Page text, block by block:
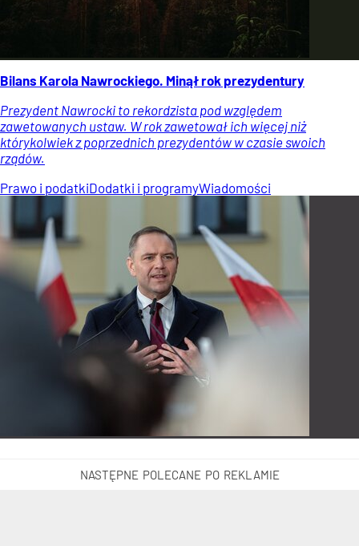
Bilans Karola Nawrockiego. Minął rok prezydentury
Prezydent Nawrocki to rekordzista pod względem
zawetowanych ustaw. W rok zawetował ich więcej niż
którykolwiek z poprzednich prezydentów w czasie swoich
rządów.
Prawo i podatkiDodatki i programyWiadomości